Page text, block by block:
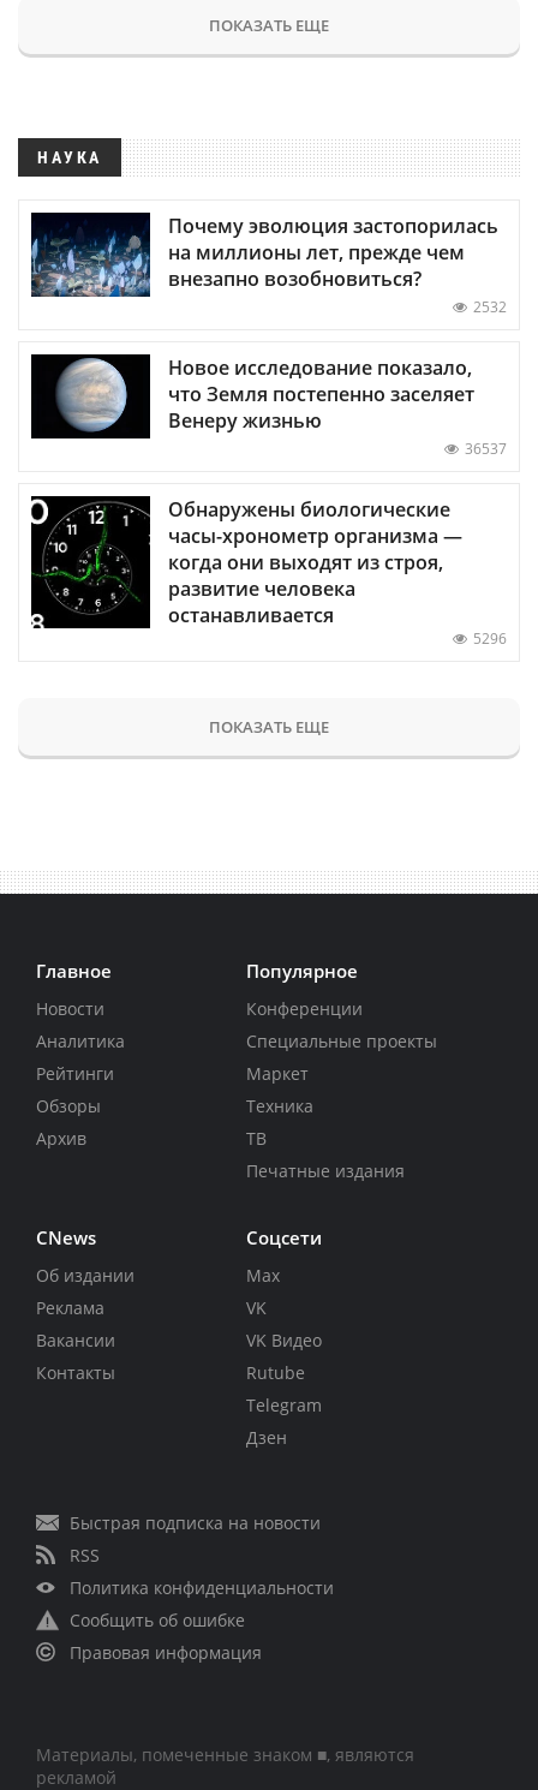
ПОКАЗАТЬ ЕЩЕ
НАУКА
Почему эволюция застопорилась
на миллионы лет, прежде чем
внезапно возобновиться?
2532
Новое исследование показало,
что Земля постепенно заселяет
Венеру жизнью
36537
Обнаружены биологические
часы-хронометр организма —
когда они выходят из строя,
развитие человека
останавливается
5296
ПОКАЗАТЬ ЕЩЕ
Главное
Новости
Аналитика
Рейтинги
Обзоры
Архив
Популярное
Конференции
Специальные проекты
Маркет
Техника
ТВ
Печатные издания
CNews
Об издании
Реклама
Вакансии
Контакты
Соцсети
Max
VK
VK Видео
Rutube
Telegram
Дзен
Быстрая подписка на новости
RSS
Политика конфиденциальности
Сообщить об ошибке
Правовая информация
Материалы, помеченные знаком ■, являются
рекламой